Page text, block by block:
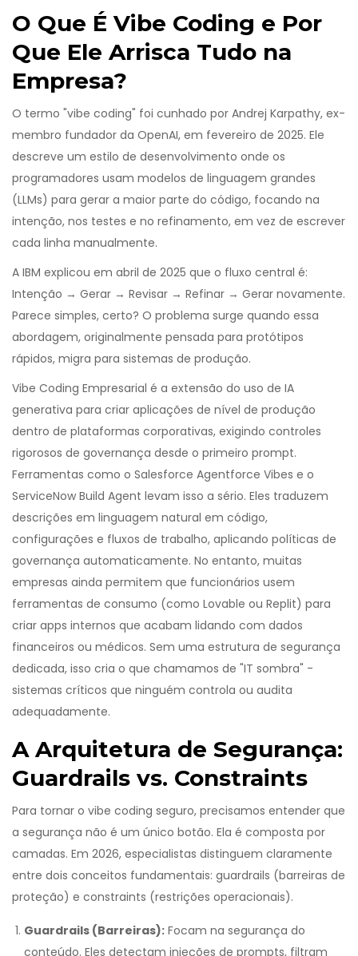
O Que É Vibe Coding e Por
Que Ele Arrisca Tudo na
Empresa?
O termo "vibe coding" foi cunhado por Andrej Karpathy, ex-
membro fundador da OpenAI, em fevereiro de 2025. Ele
descreve um estilo de desenvolvimento onde os
programadores usam modelos de linguagem grandes
(LLMs) para gerar a maior parte do código, focando na
intenção, nos testes e no refinamento, em vez de escrever
cada linha manualmente.
A IBM explicou em abril de 2025 que o fluxo central é:
Intenção → Gerar → Revisar → Refinar → Gerar novamente.
Parece simples, certo? O problema surge quando essa
abordagem, originalmente pensada para protótipos
rápidos, migra para sistemas de produção.
Vibe Coding Empresarial é a extensão do uso de IA
generativa para criar aplicações de nível de produção
dentro de plataformas corporativas, exigindo controles
rigorosos de governança desde o primeiro prompt.
Ferramentas como o Salesforce Agentforce Vibes e o
ServiceNow Build Agent levam isso a sério. Eles traduzem
descrições em linguagem natural em código,
configurações e fluxos de trabalho, aplicando políticas de
governança automaticamente. No entanto, muitas
empresas ainda permitem que funcionários usem
ferramentas de consumo (como Lovable ou Replit) para
criar apps internos que acabam lidando com dados
financeiros ou médicos. Sem uma estrutura de segurança
dedicada, isso cria o que chamamos de "IT sombra" -
sistemas críticos que ninguém controla ou audita
adequadamente.
A Arquitetura de Segurança:
Guardrails vs. Constraints
Para tornar o vibe coding seguro, precisamos entender que
a segurança não é um único botão. Ela é composta por
camadas. Em 2026, especialistas distinguem claramente
entre dois conceitos fundamentais: guardrails (barreiras de
proteção) e constraints (restrições operacionais).
Guardrails (Barreiras): Focam na segurança do
conteúdo. Eles detectam injeções de prompts, filtram